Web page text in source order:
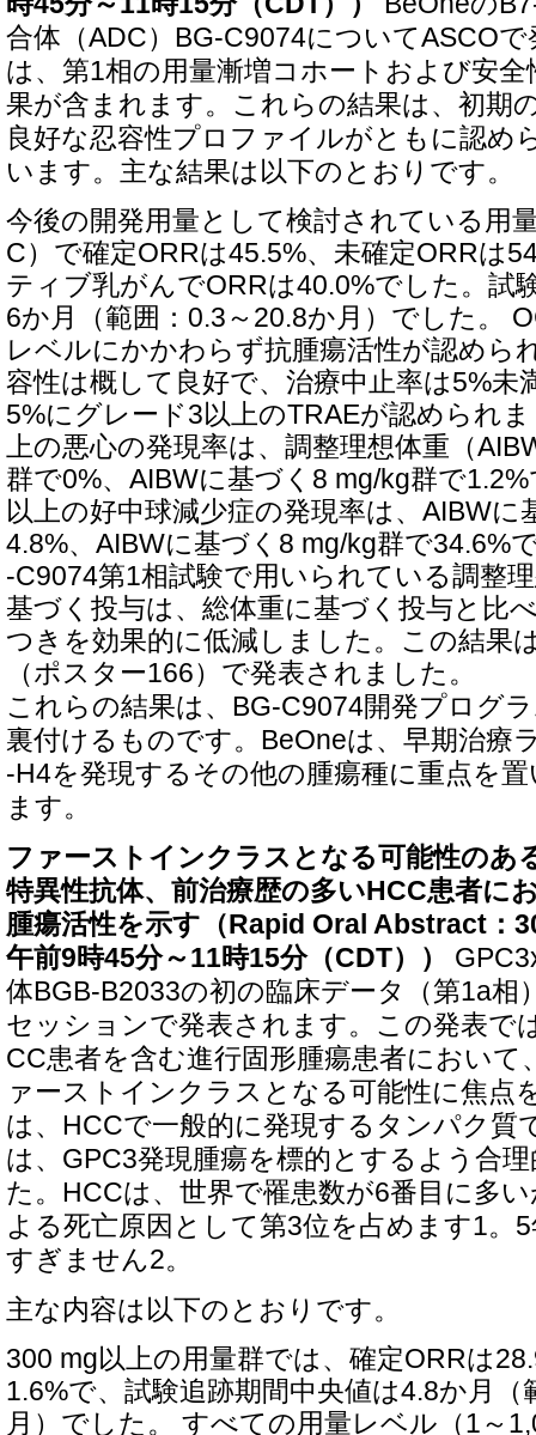
合体（ADC）BG-C9074についてASCO
は、第1相の用量漸増コホートおよび安
果が含まれます。これらの結果は、初期
良好な忍容性プロファイルがともに認め
います。主な結果は以下のとおりです。
今後の開発用量として検討されている用
C）で確定ORRは45.5%、未確定ORRは
ティブ乳がんでORRは40.0%でした。試
6か月（範囲：0.3～20.8か月）でした。
レベルにかかわらず抗腫瘍活性が認めら
容性は概して良好で、治療中止率は5%未
5%にグレード3以上のTRAEが認められ
上の悪心の発現率は、調整理想体重（
群で0%、AIBWに基づく8 mg/kg群で
以上の好中球減少症の発現率は、AIBWに
4.8%、AIBWに基づく8 mg/kg群で34.6%
-C9074第1相試験で用いられている調整
基づく投与は、総体重に基づく投与と比
つきを効果的に低減しました。この結果
（ポスター166）で発表されました。
これらの結果は、BG-C9074開発プログ
裏付けるものです。BeOneは、早期治療
-H4を発現するその他の腫瘍種に重点を
ます。
ファーストインクラスとなる可能性のあ
特異性抗体、前治療歴の多いHCC患者に
腫瘍活性を示す（Rapid Oral Abstract：
午前9時45分～11時15分（CDT））
体BGB-B2033の初の臨床データ（第1a相
セッションで発表されます。この発表で
CC患者を含む進行固形腫瘍患者におい
ァーストインクラスとなる可能性に焦点
は、HCCで一般的に発現するタンパク質
は、GPC3発現腫瘍を標的とするよう合
た。HCCは、世界で罹患数が6番目に多
よる死亡原因として第3位を占めます1。
すぎません2。
主な内容は以下のとおりです。
300 mg以上の用量群では、確定ORRは
1.6%で、試験追跡期間中央値は4.8か月（
月）でした。 すべての用量レベル（1～